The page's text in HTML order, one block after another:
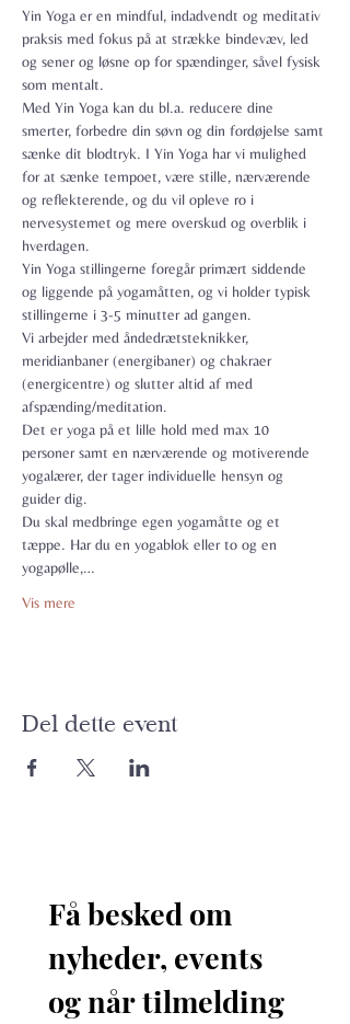
Yin Yoga er en mindful, indadvendt og meditativ
praksis med fokus på at strække bindevæv, led
og sener og løsne op for spændinger, såvel fysisk
som mentalt.
Med Yin Yoga kan du bl.a. reducere dine
smerter, forbedre din søvn og din fordøjelse samt
sænke dit blodtryk. I Yin Yoga har vi mulighed
for at sænke tempoet, være stille, nærværende
og reflekterende, og du vil opleve ro i
nervesystemet og mere overskud og overblik i
hverdagen.
Yin Yoga stillingerne foregår primært siddende
og liggende på yogamåtten, og vi holder typisk
stillingerne i 3-5 minutter ad gangen.
Vi arbejder med åndedrætsteknikker,
meridianbaner (energibaner) og chakraer
(energicentre) og slutter altid af med
afspænding/meditation.
Det er yoga på et lille hold med max 10
personer samt en nærværende og motiverende
yogalærer, der tager individuelle hensyn og
guider dig.
Du skal medbringe egen yogamåtte og et
tæppe. Har du en yogablok eller to og en
yogapølle,…
Vis mere
Del dette event
Få besked om
nyheder, events
og når tilmelding